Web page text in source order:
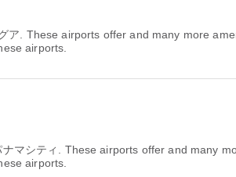
ア. These airports offer and many more
airports.
マシティ. These airports offer and many
airports.